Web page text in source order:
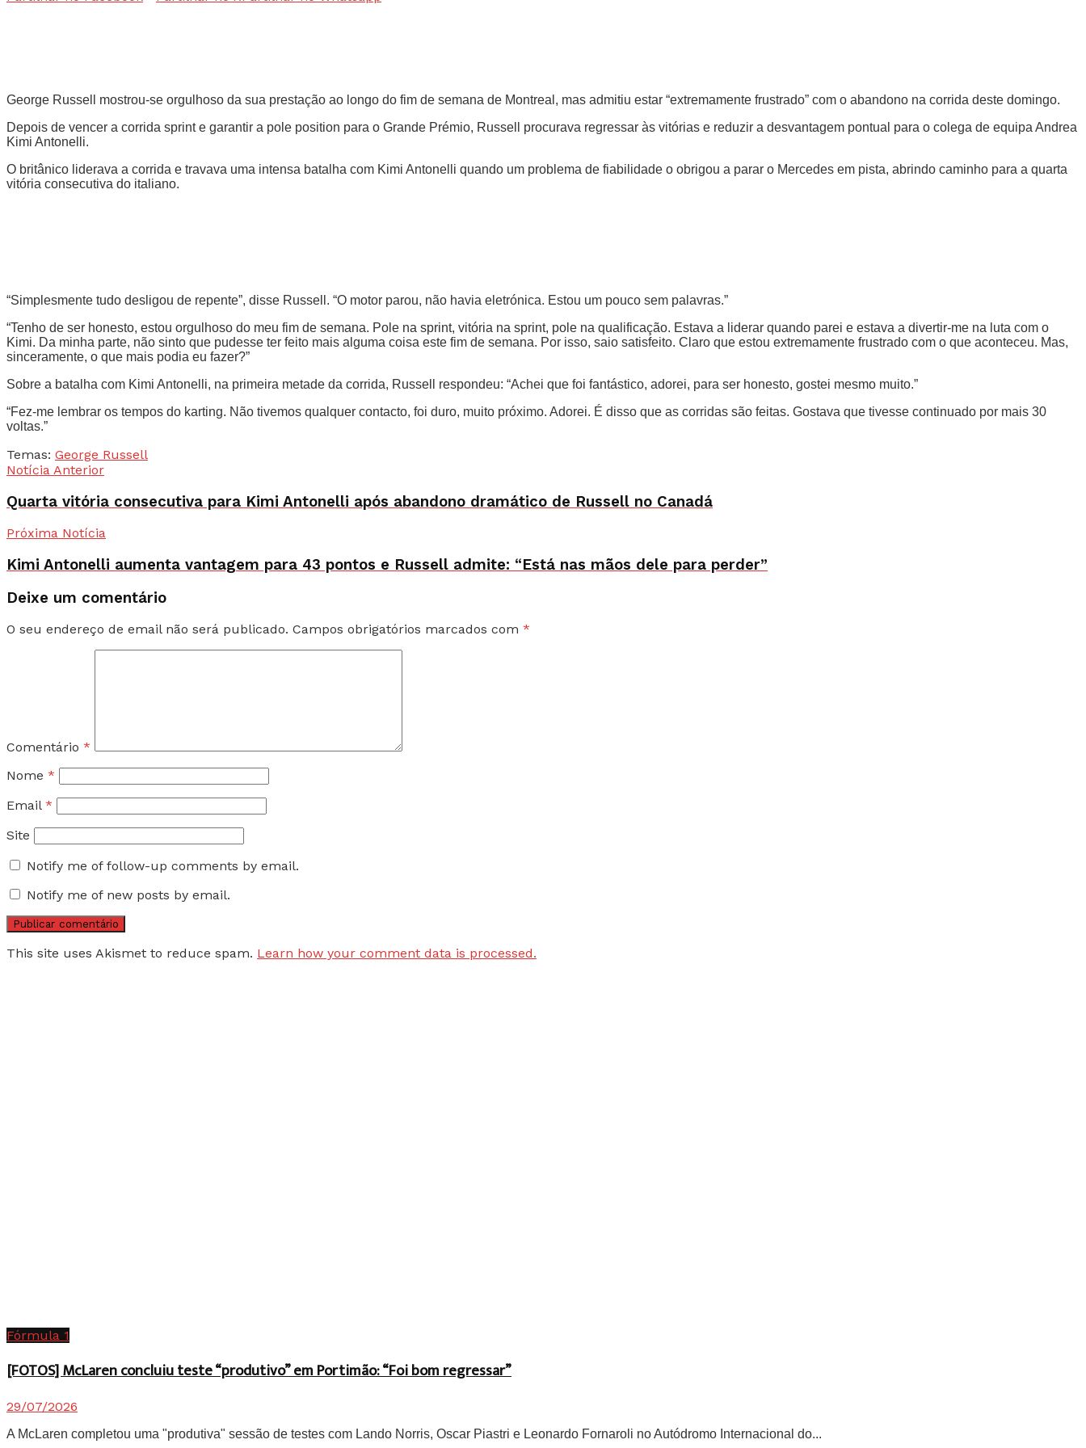
George Russell mostrou-se orgulhoso da sua prestação ao longo do fim de semana de Montreal, mas admitiu estar “extremamente frustrado” com o abandono na corrida deste domingo.
Depois de vencer a corrida sprint e garantir a pole position para o Grande Prémio, Russell procurava regressar às vitórias e reduzir a desvantagem pontual para o colega de equipa Andrea
Kimi Antonelli.
O britânico liderava a corrida e travava uma intensa batalha com Kimi Antonelli quando um problema de fiabilidade o obrigou a parar o Mercedes em pista, abrindo caminho para a quarta
vitória consecutiva do italiano.
“Simplesmente tudo desligou de repente”, disse Russell. “O motor parou, não havia eletrónica. Estou um pouco sem palavras.”
“Tenho de ser honesto, estou orgulhoso do meu fim de semana. Pole na sprint, vitória na sprint, pole na qualificação. Estava a liderar quando parei e estava a divertir-me na luta com o
Kimi. Da minha parte, não sinto que pudesse ter feito mais alguma coisa este fim de semana. Por isso, saio satisfeito. Claro que estou extremamente frustrado com o que aconteceu. Mas,
sinceramente, o que mais podia eu fazer?”
Sobre a batalha com Kimi Antonelli, na primeira metade da corrida, Russell respondeu: “Achei que foi fantástico, adorei, para ser honesto, gostei mesmo muito.”
“Fez-me lembrar os tempos do karting. Não tivemos qualquer contacto, foi duro, muito próximo. Adorei. É disso que as corridas são feitas. Gostava que tivesse continuado por mais 30
voltas.”
Temas: George Russell
Notícia Anterior
Quarta vitória consecutiva para Kimi Antonelli após abandono dramático de Russell no Canadá
Próxima Notícia
Kimi Antonelli aumenta vantagem para 43 pontos e Russell admite: “Está nas mãos dele para perder”
Deixe um comentário
O seu endereço de email não será publicado. Campos obrigatórios marcados com *
Comentário *
Nome *
Email *
Site
Notify me of follow-up comments by email.
Notify me of new posts by email.
This site uses Akismet to reduce spam. Learn how your comment data is processed.
Fórmula 1
[FOTOS] McLaren concluiu teste “produtivo” em Portimão: “Foi bom regressar”
29/07/2026
A McLaren completou uma "produtiva" sessão de testes com Lando Norris, Oscar Piastri e Leonardo Fornaroli no Autódromo Internacional do...